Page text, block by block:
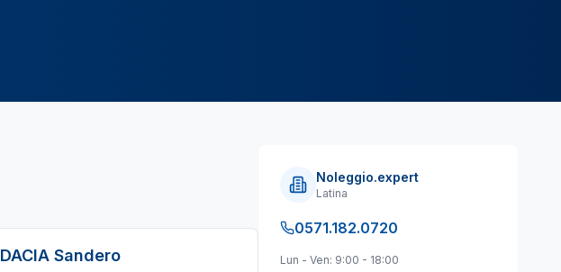
DACIA Sandero
Noleggio.expert
Latina
0571.182.0720
Lun - Ven: 9:00 - 18:00